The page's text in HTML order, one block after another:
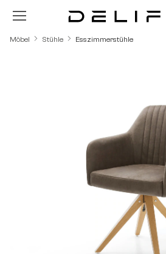
Zum Hauptinhalt springen
Möbel Stühle Esszimmerstühle